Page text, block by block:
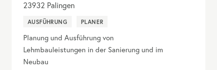
23932 Palingen
AUSFÜHRUNG PLANER
Planung und Ausführung von
Lehmbauleistungen in der Sanierung und im
Neubau